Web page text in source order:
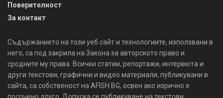
Поверителност
За контакт
Съдържанието на този уеб сайт и технологиите, използвани в
него, са под закрила на Закона за авторското право и
сродните му права. Всички статии, репортажи, интервюта и
други текстови, графични и видео материали, публикувани в
сайта, са собственост на AFISH.BG, освен ако изрично е
посочено друго. Допуска се публикуване на текстови